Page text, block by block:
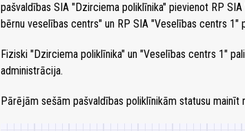
pašvaldības SIA "Dzirciema poliklīnika" pievienot RP
bērnu veselības centrs" un RP SIA "Veselības centrs 1"
Fiziski "Dzirciema poliklīnika" un "Veselības centrs 1"
administrācija.
Pārējām sešām pašvaldības poliklīnikām statusu mainīt